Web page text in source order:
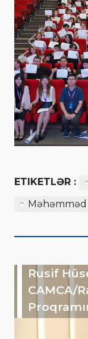
Previous
ETIKETLƏR :
Rusif
CAMCA/